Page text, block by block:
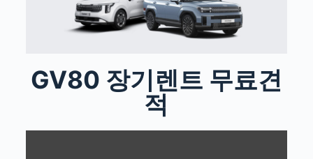
GV80 장기렌트 무료견
적